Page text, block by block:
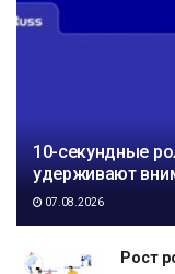
10-секундные
удерживают
07.08.2026
Рост